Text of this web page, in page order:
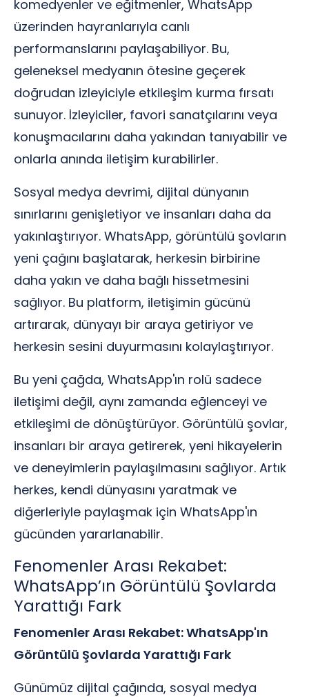
komedyenler ve eğitmenler, WhatsApp
üzerinden hayranlarıyla canlı
performanslarını paylaşabiliyor. Bu,
geleneksel medyanın ötesine geçerek
doğrudan izleyiciyle etkileşim kurma fırsatı
sunuyor. İzleyiciler, favori sanatçılarını veya
konuşmacılarını daha yakından tanıyabilir ve
onlarla anında iletişim kurabilirler.
Sosyal medya devrimi, dijital dünyanın
sınırlarını genişletiyor ve insanları daha da
yakınlaştırıyor. WhatsApp, görüntülü şovların
yeni çağını başlatarak, herkesin birbirine
daha yakın ve daha bağlı hissetmesini
sağlıyor. Bu platform, iletişimin gücünü
artırarak, dünyayı bir araya getiriyor ve
herkesin sesini duyurmasını kolaylaştırıyor.
Bu yeni çağda, WhatsApp'ın rolü sadece
iletişimi değil, aynı zamanda eğlenceyi ve
etkileşimi de dönüştürüyor. Görüntülü şovlar,
insanları bir araya getirerek, yeni hikayelerin
ve deneyimlerin paylaşılmasını sağlıyor. Artık
herkes, kendi dünyasını yaratmak ve
diğerleriyle paylaşmak için WhatsApp'ın
gücünden yararlanabilir.
Fenomenler Arası Rekabet:
WhatsApp’ın Görüntülü Şovlarda
Yarattığı Fark
Fenomenler Arası Rekabet: WhatsApp'ın
Görüntülü Şovlarda Yarattığı Fark
Günümüz dijital çağında, sosyal medya